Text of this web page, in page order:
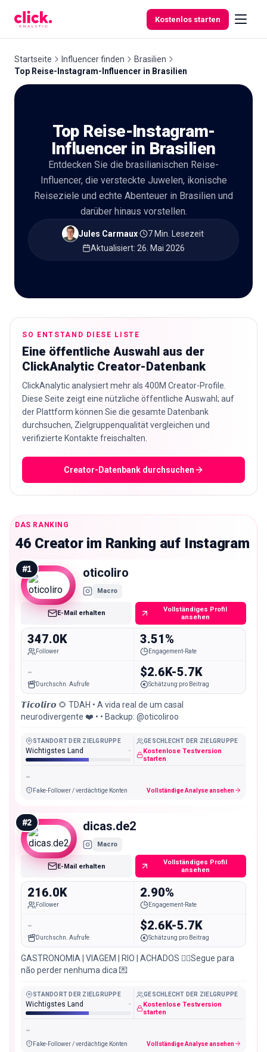
Kostenlos starten
Kostenlose
Tools
Startseite Influencer finden
Brasilien
Top Reise-Instagram-Influencer in Brasilien
Top Reise-Instagram-
Influencer in Brasilien
Entdecken Sie die brasilianischen Reise-
Influencer, die versteckte Juwelen, ikonische
Reiseziele und echte Abenteuer in Brasilien und
darüber hinaus vorstellen.
Jules Carmaux· 7 Min. Lesezeit·
Aktualisiert: 26. Mai 2026
SO ENTSTAND DIESE LISTE
Eine öffentliche Auswahl aus der
ClickAnalytic Creator-Datenbank
ClickAnalytic analysiert mehr als 400M Creator-Profile.
Diese Seite zeigt eine nützliche öffentliche Auswahl; auf
der Plattform können Sie die gesamte Datenbank
durchsuchen, Zielgruppenqualität vergleichen und
verifizierte Kontakte freischalten.
Creator-Datenbank durchsuchen
DAS RANKING
46 Creator im Ranking auf Instagram
#1 oticoliro
Macro
E-Mail erhalten
Vollständiges Profil
ansehen
347.0K
Follower
3.51%
Engagement-Rate
-
Durchschn. Aufrufe
$2.6K-5.7K
Schätzung pro Beitrag
𝙏𝙞𝙘𝙤𝙡𝙞𝙧𝙤 🌻 TDAH • A vida real de um casal
neurodivergente ❤️ • • Backup: @oticoliroo
STANDORT DER ZIELGRUPPE
Wichtigstes Land -
GESCHLECHT DER ZIELGRUPPE
Kostenlose Testversion
starten
-
Fake-Follower / verdächtige Konten Vollständige Analyse ansehen
#2 dicas.de2
Macro
E-Mail erhalten
Vollständiges Profil
ansehen
216.0K
Follower
2.90%
Engagement-Rate
-
Durchschn. Aufrufe
$2.6K-5.7K
Schätzung pro Beitrag
GASTRONOMIA | VIAGEM | RIO | ACHADOS 👇🏻Segue para
não perder nenhuma dica 💌
STANDORT DER ZIELGRUPPE
Wichtigstes Land -
GESCHLECHT DER ZIELGRUPPE
Kostenlose Testversion
starten
-
Fake-Follower / verdächtige Konten Vollständige Analyse ansehen